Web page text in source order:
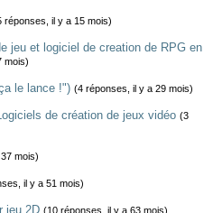
réponses, il y a 15 mois)
jeu et logiciel de creation de RPG en
mois)
le lance !") (4 réponses, il y a 29 mois)
de création de jeux vidéo (3
mois)
il y a 51 mois)
jeu 2D (10 réponses, il y a 63 mois)